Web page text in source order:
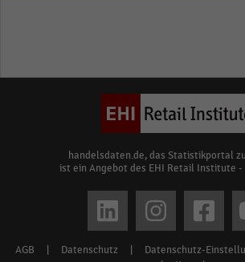
handelsdaten.de, das Statistikportal
ist ein Angebot des EHI Retail Institute -
AGB Datenschutz Datenschutz-